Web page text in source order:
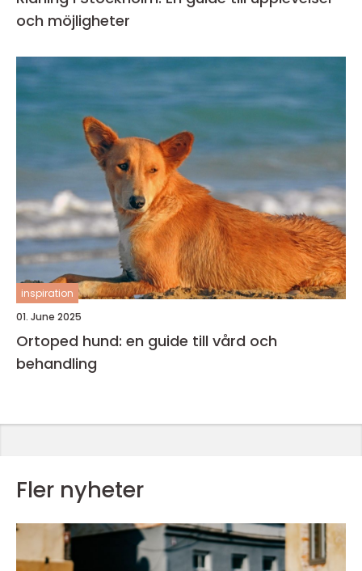
och möjligheter
inspiration
01. June 2025
Ortoped hund: en guide till vård och
behandling
Fler nyheter